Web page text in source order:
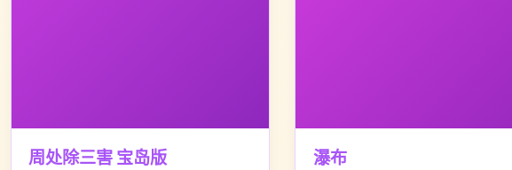
周处除三害 宝岛版 瀑布